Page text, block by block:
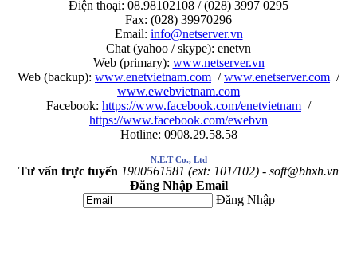
Điện thoại: 08.98102108 / (028) 3997 0295
Fax: (028) 39970296
Email: info@netserver.vn
Chat (yahoo / skype): enetvn
Web (primary): www.netserver.vn
Web (backup): www.enetvietnam.com /www.enetserver.com /
www.ewebvietnam.com
Facebook: https://www.facebook.com/enetvietnam /
https://www.facebook.com/ewebvn
Hotline: 0908.29.58.58
N.E.T Co., Ltd
Tư vấn trực tuyến 1900561581 (ext: 101/102) - soft@bhxh.vn
Đăng Nhập Email
Đăng Nhập